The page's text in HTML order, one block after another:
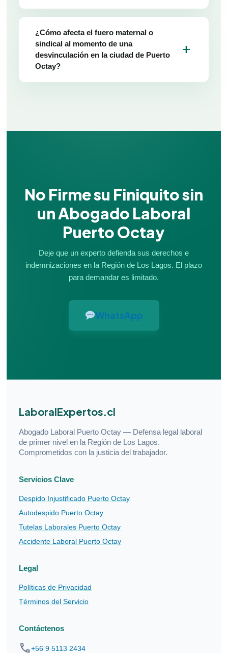
¿Cómo afecta el fuero maternal o
sindical al momento de una
desvinculación en la ciudad de Puerto
Octay?
add
No Firme su Finiquito sin
un Abogado Laboral
Puerto Octay
Deje que un experto defienda sus derechos e
indemnizaciones en la Región de Los Lagos. El plazo
para demandar es limitado.
WhatsApp
LaboralExpertos.cl
Abogado Laboral Puerto Octay — Defensa legal laboral
de primer nivel en la Región de Los Lagos.
Comprometidos con la justicia del trabajador.
Servicios Clave
Despido Injustificado Puerto Octay
Autodespido Puerto Octay
Tutelas Laborales Puerto Octay
Accidente Laboral Puerto Octay
Legal
Políticas de Privacidad
Términos del Servicio
Contáctenos
phone+56 9 5113 2434